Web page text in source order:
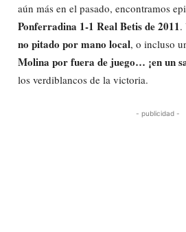
aún más en el pasado, encontramos
Ponferradina 1-1 Real Betis de 2011.
no pitado por mano local, o incluso
Molina por fuera de juego… ¡en un
los verdiblancos de la victoria.
- publicidad -